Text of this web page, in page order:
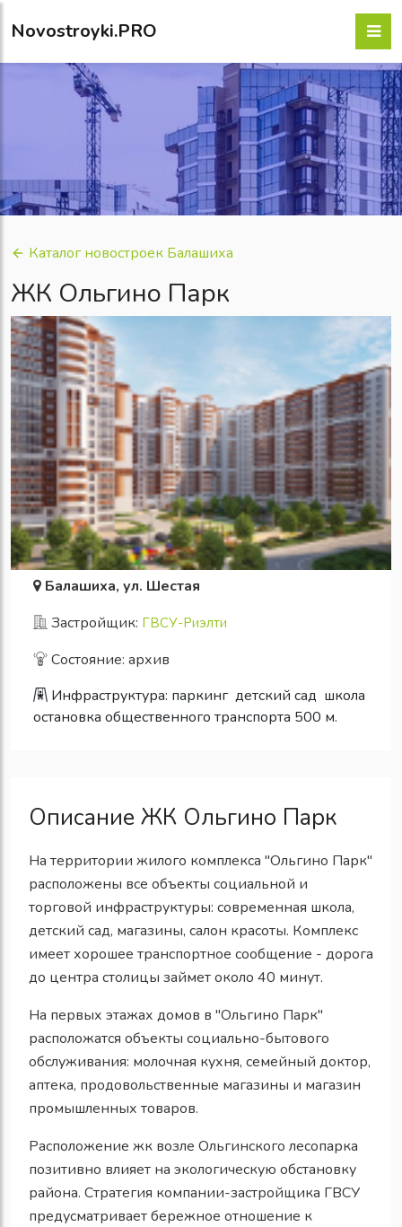
Novostroyki.PRO
Каталог новостроек Балашиха
ЖК Ольгино Парк
Балашиха, ул. Шестая
Застройщик: ГВСУ-Риэлти
Состояние: архив
Инфраструктура: паркинг детский сад школа
остановка общественного транспорта 500 м.
Описание ЖК Ольгино Парк
На территории жилого комплекса "Ольгино Парк"
расположены все объекты социальной и
торговой инфраструктуры: современная школа,
детский сад, магазины, салон красоты. Комплекс
имеет хорошее транспортное сообщение - дорога
до центра столицы займет около 40 минут.
На первых этажах домов в "Ольгино Парк"
расположатся объекты социально-бытового
обслуживания: молочная кухня, семейный доктор,
аптека, продовольственные магазины и магазин
промышленных товаров.
Расположение жк возле Ольгинского лесопарка
позитивно влияет на экологическую обстановку
района. Стратегия компании-застройщика ГВСУ
предусматривает бережное отношение к